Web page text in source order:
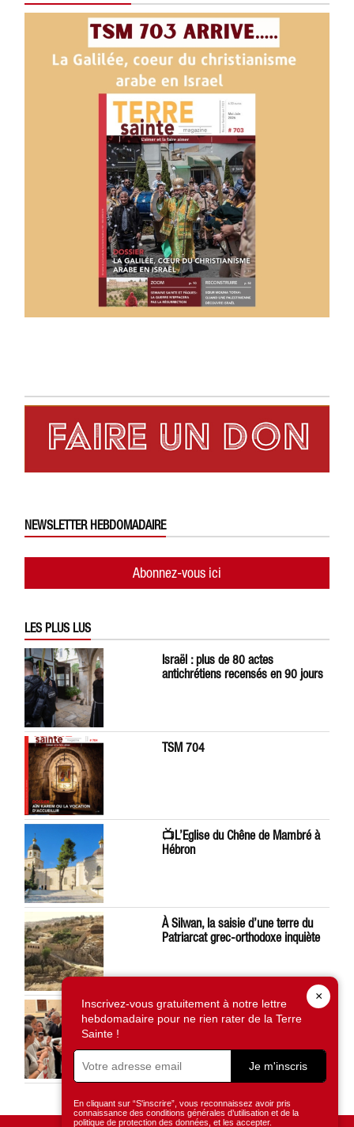
NEWSLETTER HEBDOMADAIRE
Abonnez-vous ici
LES PLUS LUS
Israël : plus de 80 actes
antichrétiens recensés en 90 jours
TSM 704
📺L’Eglise du Chêne de Mambré à
Hébron
À Silwan, la saisie d’une terre du
Patriarcat grec-orthodoxe inquiète
Léon XIV préoccupé par la situation
en Terre Sainte
×
Inscrivez-vous gratuitement à notre lettre
hebdomadaire pour ne rien rater de la Terre
Sainte !
Je m'inscris
En cliquant sur “S'inscrire”, vous reconnaissez avoir pris
connaissance des conditions générales d’utilisation et de la
politique de protection des données, et les accepter.